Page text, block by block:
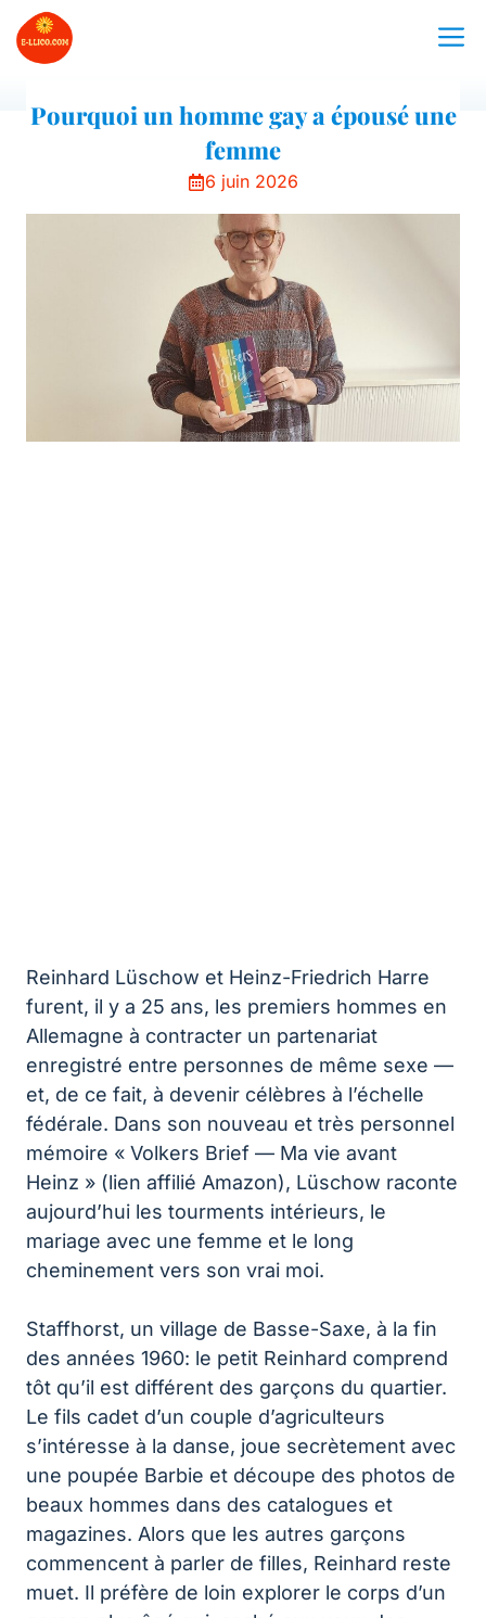
Aller
au
Pourquoi un homme gay a épousé une
femme
6 juin 2026
Reinhard Lüschow et Heinz-Friedrich Harre
furent, il y a 25 ans, les premiers hommes en
Allemagne à contracter un partenariat
enregistré entre personnes de même sexe —
et, de ce fait, à devenir célèbres à l’échelle
fédérale. Dans son nouveau et très personnel
mémoire « Volkers Brief — Ma vie avant
Heinz » (lien affilié Amazon), Lüschow raconte
aujourd’hui les tourments intérieurs, le
mariage avec une femme et le long
cheminement vers son vrai moi.
Staffhorst, un village de Basse-Saxe, à la fin
des années 1960: le petit Reinhard comprend
tôt qu’il est différent des garçons du quartier.
Le fils cadet d’un couple d’agriculteurs
s’intéresse à la danse, joue secrètement avec
une poupée Barbie et découpe des photos de
beaux hommes dans des catalogues et
magazines. Alors que les autres garçons
commencent à parler de filles, Reinhard reste
muet. Il préfère de loin explorer le corps d’un